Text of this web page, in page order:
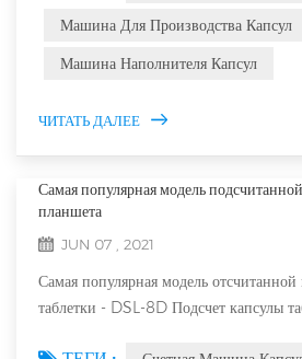
многочисленные сертификаты,
Машина Для Производства Капсул
Машина Наполнителя Капсул
ЧИТАТЬ ДАЛЕЕ
Самая популярная модель
планшета
JUN 07 , 2021
Самая популярная модель
таблетки - DSL-8D Подсчет капсулы